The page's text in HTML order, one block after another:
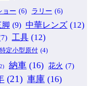
ョー (6) ラリー (6)
脚 (9) 中華レンズ (12)
工具 (12)
特定小型原付 (4)
納車 (16) 花火 (7)
(21) 車庫 (16)